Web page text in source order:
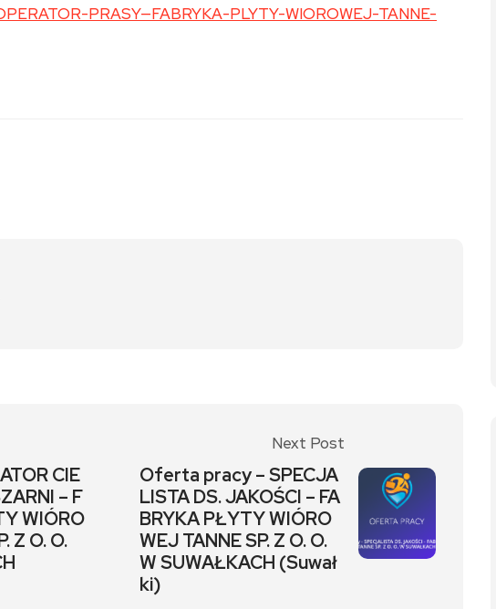
PRASY—FABRYKA-PLYTY-WIOROWEJ-TANNE-
CIE
– F
WIÓRO
Z O. O.
Next Post
Oferta pracy – SPECJA
LISTA DS. JAKOŚCI – FA
BRYKA PŁYTY WIÓRO
WEJ TANNE SP. Z O. O.
W SUWAŁKACH (Suwał
ki)